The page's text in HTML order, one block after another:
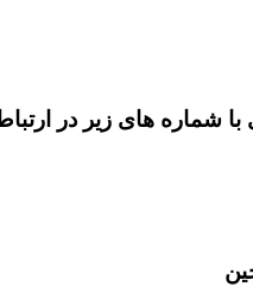
شماره های زیر در